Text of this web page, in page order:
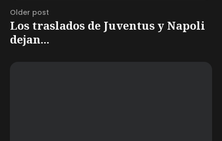
Older post
Los traslados de Juventus y Napoli
dejan...